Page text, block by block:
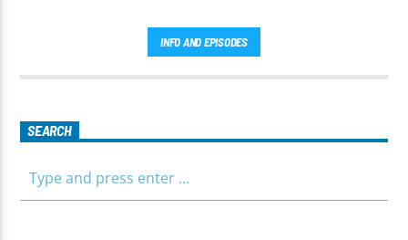
INFO AND EPISODES
SEARCH